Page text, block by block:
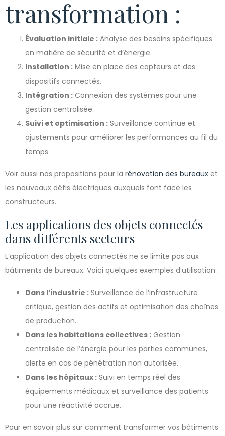
transformation :
Évaluation initiale : Analyse des besoins spécifiques
en matière de sécurité et d’énergie.
Installation : Mise en place des capteurs et des
dispositifs connectés.
Intégration : Connexion des systèmes pour une
gestion centralisée.
Suivi et optimisation : Surveillance continue et
ajustements pour améliorer les performances au fil du
temps.
Voir aussi nos propositions pour la rénovation des bureaux et
les nouveaux défis électriques auxquels font face les
constructeurs.
Les applications des objets connectés
dans différents secteurs
L’application des objets connectés ne se limite pas aux
bâtiments de bureaux. Voici quelques exemples d’utilisation :
Dans l’industrie : Surveillance de l’infrastructure
critique, gestion des actifs et optimisation des chaînes
de production.
Dans les habitations collectives : Gestion
centralisée de l’énergie pour les parties communes,
alerte en cas de pénétration non autorisée.
Dans les hôpitaux : Suivi en temps réel des
équipements médicaux et surveillance des patients
pour une réactivité accrue.
Pour en savoir plus sur comment transformer vos bâtiments